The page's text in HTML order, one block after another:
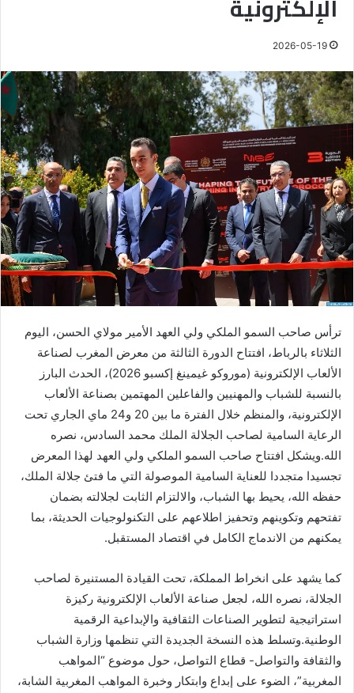
الإلكترونية
2026-05-19
ترأس صاحب السمو الملكي ولي العهد الأمير مولاي الحسن، اليوم
الثلاثاء بالرباط، افتتاح الدورة الثالثة من معرض المغرب لصناعة
الألعاب الإلكترونية (موروكو غيمينغ إكسبو 2026)، الحدث البارز
بالنسبة للشباب والمهنيين والفاعلين المهتمين بصناعة الألعاب
الإلكترونية، والمنظم خلال الفترة ما بين 20 و24 ماي الجاري تحت
الرعاية السامية لصاحب الجلالة الملك محمد السادس، نصره
الله.ويشكل افتتاح صاحب السمو الملكي ولي العهد لهذا المعرض
تجسيدا متجددا للعناية السامية الموصولة التي ما فتئ جلالة الملك،
حفظه الله، يحيط بها الشباب، والالتزام الثابت لجلالته بضمان
تفتحهم وتكوينهم وتحفيز اطلاعهم على التكنولوجيات الحديثة، بما
يمكنهم من الاندماج الكامل في اقتصاد المستقبل.
كما يشهد على انخراط المملكة، تحت القيادة المستنيرة لصاحب
الجلالة، نصره الله، لجعل صناعة الألعاب الإلكترونية ركيزة
استراتيجية لتطوير الصناعات الثقافية والإبداعية الرقمية
الوطنية.وتسلط هذه النسخة الجديدة التي تنظمها وزارة الشباب
والثقافة والتواصل- قطاع التواصل، حول موضوع “المواهب
المغربية”، الضوء على إبداع وابتكار وخبرة المواهب المغربية الشابة،